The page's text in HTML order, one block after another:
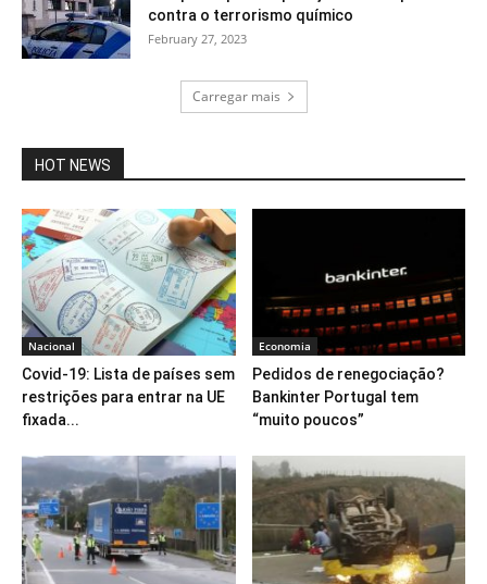
contra o terrorismo químico
February 27, 2023
Carregar mais
HOT NEWS
Nacional
Covid-19: Lista de países sem
restrições para entrar na UE
fixada...
Economia
Pedidos de renegociação?
Bankinter Portugal tem
“muito poucos”